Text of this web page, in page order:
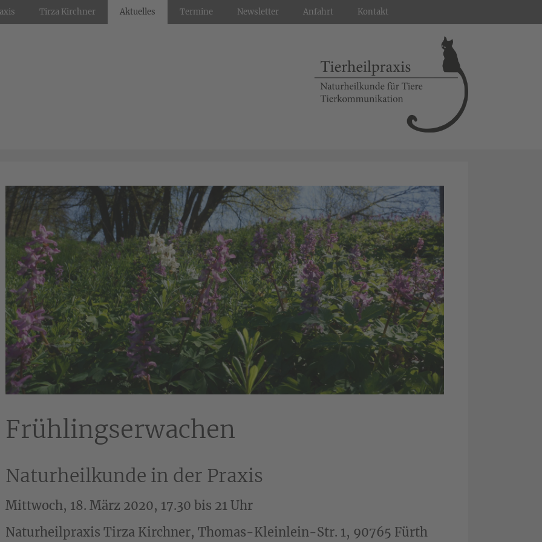
Tirza Kirchner Aktuelles Termine Newsletter Anfahrt Kontakt
Frühlingserwachen
Naturheilkunde in der Praxis
Mittwoch, 18. März 2020, 17.30 bis 21 Uhr
Naturheilpraxis Tirza Kirchner, Thomas-Kleinlein-Str. 1, 90765 Fürth